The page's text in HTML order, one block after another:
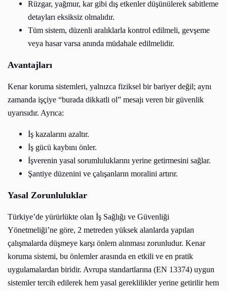
Rüzgar, yağmur, kar gibi dış etkenler düşünülerek sabitleme
detayları eksiksiz olmalıdır.
Tüm sistem, düzenli aralıklarla kontrol edilmeli, gevşeme
veya hasar varsa anında müdahale edilmelidir.
Avantajları
Kenar koruma sistemleri, yalnızca fiziksel bir bariyer değil; aynı
zamanda işçiye “burada dikkatli ol” mesajı veren bir güvenlik
uyarısıdır. Ayrıca:
İş kazalarını azaltır.
İş gücü kaybını önler.
İşverenin yasal sorumluluklarını yerine getirmesini sağlar.
Şantiye düzenini ve çalışanların moralini artırır.
Yasal Zorunluluklar
Türkiye’de yürürlükte olan İş Sağlığı ve Güvenliği
Yönetmeliği’ne göre, 2 metreden yüksek alanlarda yapılan
çalışmalarda düşmeye karşı önlem alınması zorunludur. Kenar
koruma sistemi, bu önlemler arasında en etkili ve en pratik
uygulamalardan biridir. Avrupa standartlarına (EN 13374) uygun
sistemler tercih edilerek hem yasal gereklilikler yerine getirilir hem